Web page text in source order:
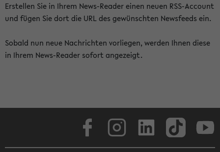
Erstellen Sie in Ihrem News-Reader einen neuen RSS-Account
und fügen Sie dort die URL des gewünschten Newsfeeds ein.
Sobald nun neue Nachrichten vorliegen, werden Ihnen diese
in Ihrem News-Reader sofort angezeigt.